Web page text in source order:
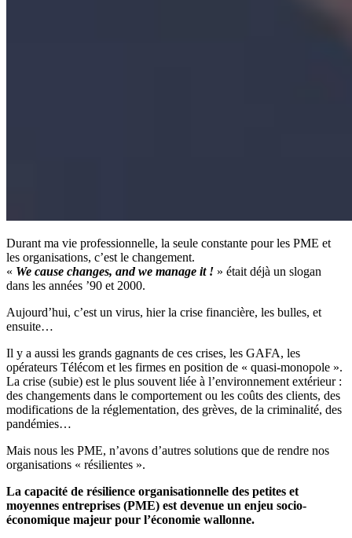
Durant ma vie professionnelle, la seule constante pour les PME et
les organisations, c’est le changement.
« We cause changes, and we manage it ! » était déjà un slogan
dans les années ’90 et 2000.
Aujourd’hui, c’est un virus, hier la crise financière, les bulles, et
ensuite…
Il y a aussi les grands gagnants de ces crises, les GAFA, les
opérateurs Télécom et les firmes en position de « quasi-monopole ».
La crise (subie) est le plus souvent liée à l’environnement extérieur :
des changements dans le comportement ou les coûts des clients, des
modifications de la réglementation, des grèves, de la criminalité, des
pandémies…
Mais nous les PME, n’avons d’autres solutions que de rendre nos
organisations « résilientes ».
La capacité de résilience organisationnelle des petites et
moyennes entreprises (PME) est devenue un enjeu socio-
économique majeur pour l’économie wallonne.